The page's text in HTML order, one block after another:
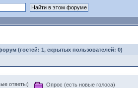
(гостей: 1, скрытых пользователей: 0)
ответы)
Опрос (есть новые голоса)